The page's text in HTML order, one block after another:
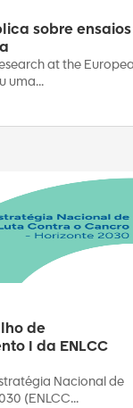
sobre ensaios
at the
uma...
de
I da ENLCC
Nacional de
(ENLCC...